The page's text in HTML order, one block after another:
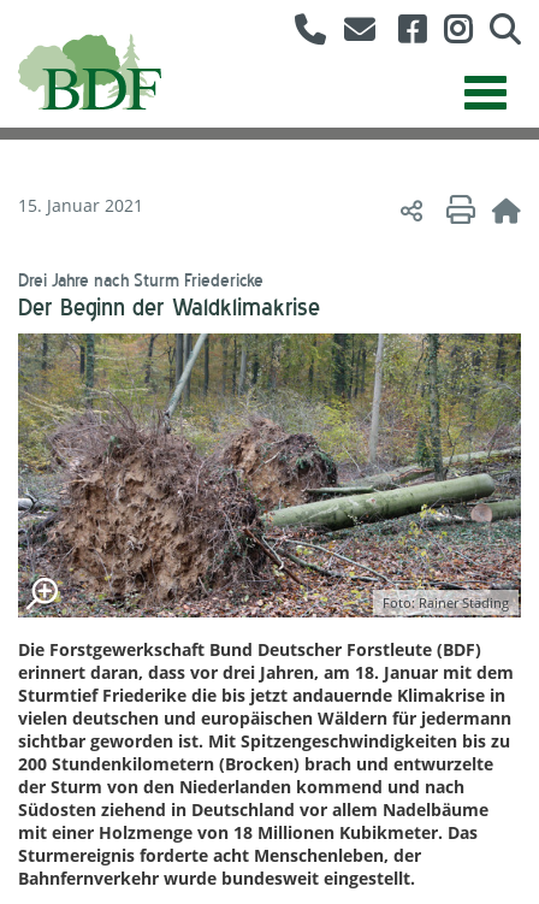
15. Januar 2021
Drei Jahre nach Sturm Friedericke
Der Beginn der Waldklimakrise
Foto: Rainer Städing
Die Forstgewerkschaft Bund Deutscher Forstleute (BDF)
erinnert daran, dass vor drei Jahren, am 18. Januar mit dem
Sturmtief Friederike die bis jetzt andauernde Klimakrise in
vielen deutschen und europäischen Wäldern für jedermann
sichtbar geworden ist. Mit Spitzengeschwindigkeiten bis zu
200 Stundenkilometern (Brocken) brach und entwurzelte
der Sturm von den Niederlanden kommend und nach
Südosten ziehend in Deutschland vor allem Nadelbäume
mit einer Holzmenge von 18 Millionen Kubikmeter. Das
Sturmereignis forderte acht Menschenleben, der
Bahnfernverkehr wurde bundesweit eingestellt.